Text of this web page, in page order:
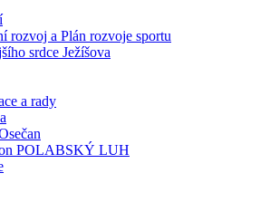
rozvoj a Plán rozvoje sportu
srdce Ježíšova
a rady
POLABSKÝ LUH